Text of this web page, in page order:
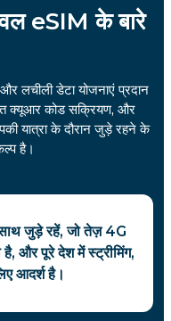
eSIM के बारे
लचीली डेटा योजनाएं प्रदान
क्यूआर कोड सक्रियण, और
यात्रा के दौरान जुड़े रहने के
है।
जुड़े रहें, जो तेज़ 4G
और पूरे देश में स्ट्रीमिंग,
आदर्श है।